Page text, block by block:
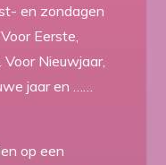
en zondagen
Eerste,
Nieuwjaar,
jaar en ……
op een